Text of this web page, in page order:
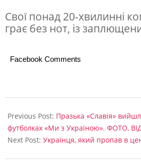
Свої понад 20-хвилинні
грає без нот, із
Facebook Comments
02-
05
Previous Post: Празька «Славія»
футболках «Ми з Україною». ФОТО,
Next Post: Українця, який пропав в